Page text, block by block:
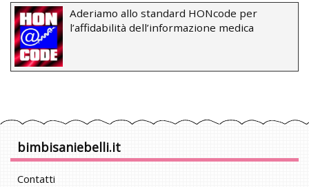
Aderiamo allo standard HONcode per
l’affidabilità dell’informazione medica
bimbisaniebelli.it
Contatti